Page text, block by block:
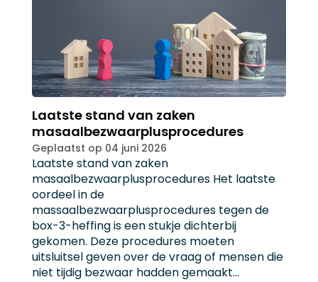
Laatste stand van zaken
masaalbezwaarplusprocedures
Geplaatst op 04 juni 2026
Laatste stand van zaken
masaalbezwaarplusprocedures Het laatste
oordeel in de
massaalbezwaarplusprocedures tegen de
box-3-heffing is een stukje dichterbij
gekomen. Deze procedures moeten
uitsluitsel geven over de vraag of mensen die
niet tijdig bezwaar hadden gemaakt…